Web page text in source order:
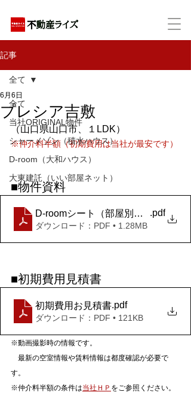
記事
全て
当社ORIGINAL物件
シャーメゾン（積水ハウス）
D-room（大和ハウス）
大東建託（いい部屋ネット）
全て
プレシア吉敷
6月6日
（山口県山口市、１LDK）
※仲介料半額（初期費用は当社が最安です）
■物件資料
D-roomシート（部屋別）_プレシア
.pdf
ダウンロード：PDF • 1.28MB
■初期費用見積書
初期費用お見積書.pdf
ダウンロード：PDF • 121KB
※動画撮影時の情報です。
最新の空室情報や賃料情報は都度確認が必要で
す。
※仲介料半額の条件は当社ＨＰ をご参照ください。